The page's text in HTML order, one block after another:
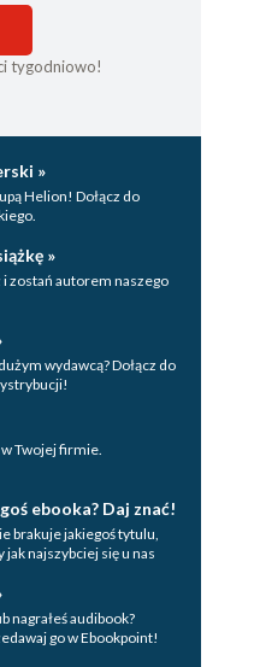
tygodniowo!
»
Helion! Dołącz do
»
zostań autorem naszego
wydawcą? Dołącz do
Twojej firmie.
ebooka? Daj znać!
brakuje jakiegoś tytulu,
jak najszybciej się u nas
nagrałeś audibook?
go w Ebookpoint!